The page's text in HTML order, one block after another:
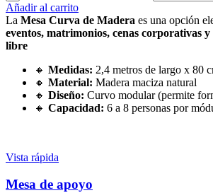
Añadir al carrito
La Mesa Curva de Madera es una opción
eventos, matrimonios, cenas corporativas
libre
🔸 Medidas: 2,4 metros de largo x 80
🔸 Material: Madera maciza natural
🔸 Diseño: Curvo modular (permite
🔸 Capacidad: 6 a 8 personas por
Vista rápida
Mesa de apoyo